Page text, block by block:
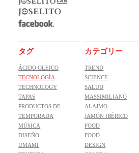
タグ
ÁCIDO OLEICO
TECNOLOGÍA
TECHNOLOGY
TAPAS
PRODUCTOS DE
TEMPORADA
MÚSICA
DISEÑO
UMAMI
カテゴリー
TREND
SCIENCE
SALUD
MASSIMILIANO
ALAJMO
JAMÓN IBÉRICO
FOOD
FOOD
DESIGN